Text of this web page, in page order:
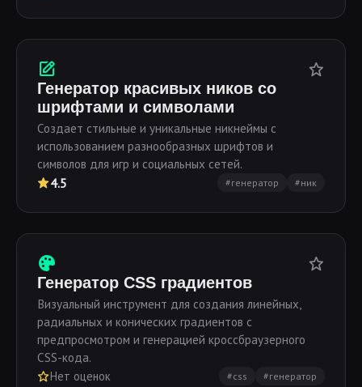
Генератор красивых ников со
шрифтами и символами
Создает стильные и уникальные никнеймы с
использованием разнообразных шрифтов и
символов для игр и социальных сетей.
4.5 #генератор #ник
Генератор CSS градиентов
Визуальный инструмент для создания линейных,
радиальных и конических градиентов с
предпросмотром и генерацией кроссбраузерного
CSS-кода.
Нет оценок
#css #генератор